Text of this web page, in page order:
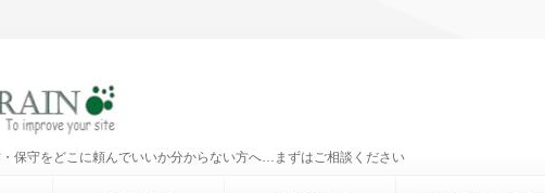
保守をどこに頼んでいいか分からない方へ…まずはご相談ください